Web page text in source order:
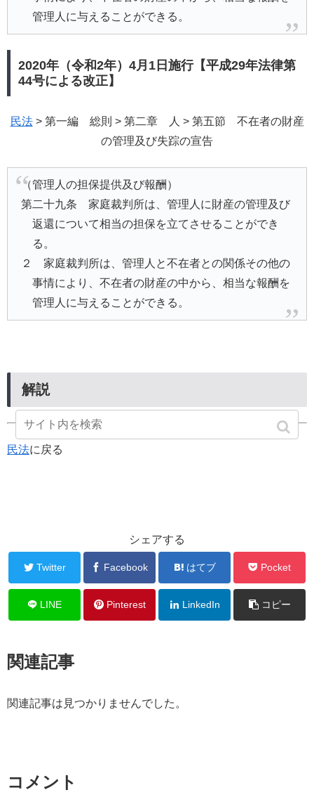
管理人に与えることができる。
2020年（令和2年）4月1日施行【平成29年法律第
44号による改正】
民法> 第一編 総則 > 第二章 人 > 第五節 不在者の財産
の管理及び失踪の宣告
（管理人の担保提供及び報酬）
第二十九条 家庭裁判所は、管理人に財産の管理及び
返還について相当の担保を立てさせることができ
る。
２ 家庭裁判所は、管理人と不在者との関係その他の
事情により、不在者の財産の中から、相当な報酬を
管理人に与えることができる。
解説
民法に戻る
シェアする
Twitter Facebook はてブ Pocket
LINE Pinterest LinkedIn コピー
関連記事
関連記事は見つかりませんでした。
コメント